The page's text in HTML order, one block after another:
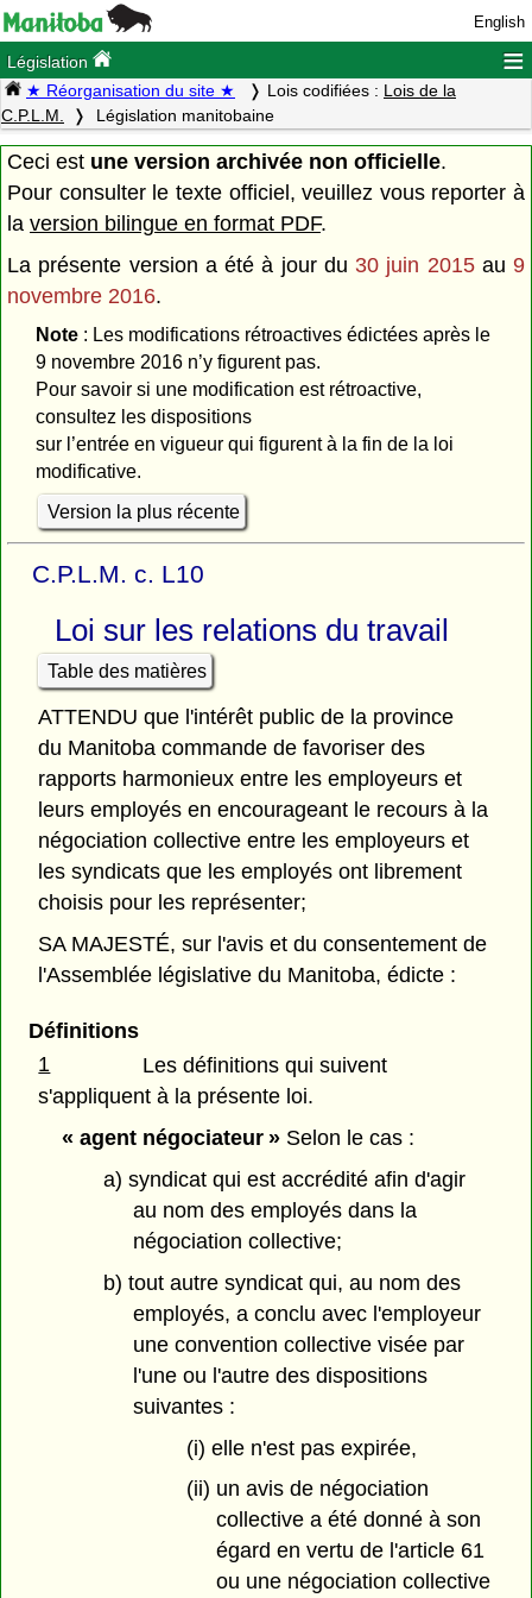
English
Législation ≡
★ Réorganisation du site ★ Lois codifiées : Lois de la
C.P.L.M.
Législation manitobaine
Ceci est une version archivée non officielle.
Pour consulter le texte officiel, veuillez vous reporter à
la version bilingue en format PDF.
La présente version a été à jour du 30 juin 2015au 9
novembre 2016.
Note: Les modifications rétroactives édictées après le
9 novembre 2016 n’y figurent pas.
Pour savoir si une modification est rétroactive,
consultez les dispositions
sur l’entrée en vigueur qui figurent à la fin de la loi
modificative.
Version la plus récente
C.P.L.M. c. L10
Loi sur les relations du travail
Table des matières
ATTENDU que l'intérêt public de la province
du Manitoba commande de favoriser des
rapports harmonieux entre les employeurs et
leurs employés en encourageant le recours à la
négociation collective entre les employeurs et
les syndicats que les employés ont librement
choisis pour les représenter;
SA MAJESTÉ, sur l'avis et du consentement de
l'Assemblée législative du Manitoba, édicte :
Définitions
1
Les définitions qui suivent
s'appliquent à la présente loi.
« agent négociateur »Selon le cas :
a) syndicat qui est accrédité afin d'agir
au nom des employés dans la
négociation collective;
b) tout autre syndicat qui, au nom des
employés, a conclu avec l'employeur
une convention collective visée par
l'une ou l'autre des dispositions
suivantes :
(i) elle n'est pas expirée,
(ii) un avis de négociation
collective a été donné à son
égard en vertu de l'article 61
ou une négociation collective